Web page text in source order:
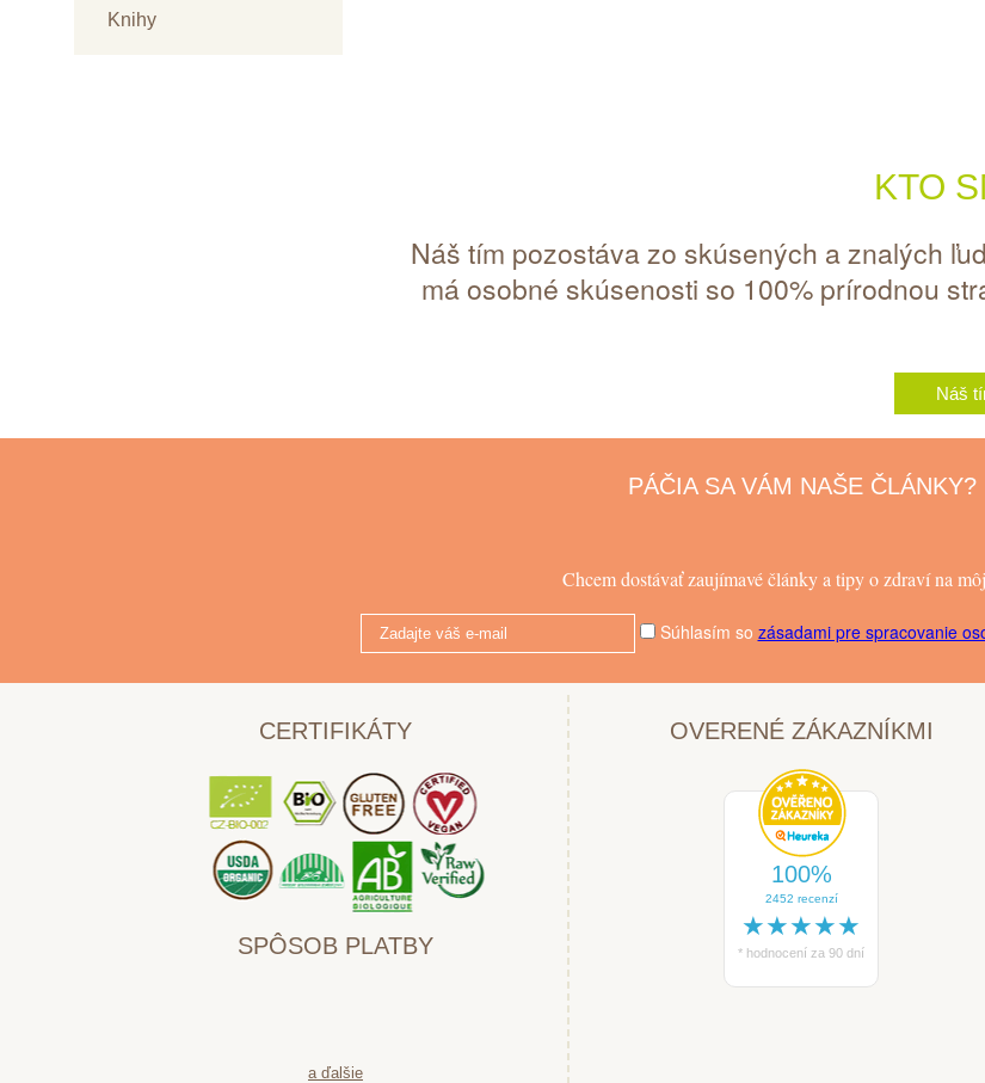
Knihy
KTO
Náš tím pozostáva zo skúsených a znalých
má osobné skúsenosti so 100% prírodnou
Náš
PÁČIA SA VÁM NAŠE ČLÁNKY?
Chcem dostávať zaujímavé články a tipy o zdraví na
Súhlasím so zásadami pre spracovanie
CERTIFIKÁTY
SPÔSOB PLATBY
a ďalšie
OVERENÉ ZÁKAZNÍKMI
100%
2452 recenzí
★★★★★
* hodnocení za 90 dní